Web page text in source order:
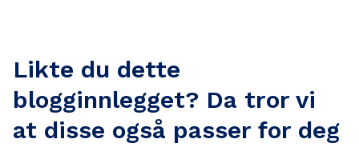
Likte du dette
blogginnlegget? Da tror vi
at disse også passer for deg